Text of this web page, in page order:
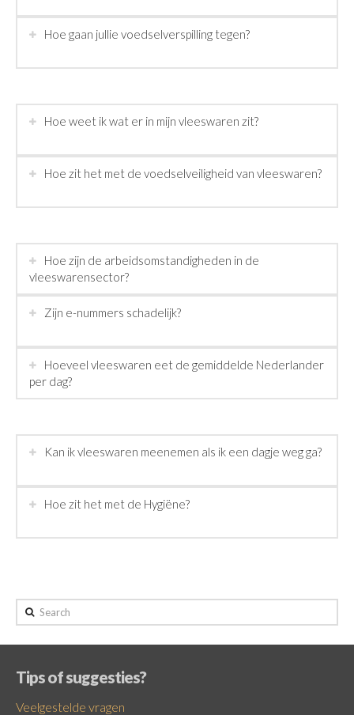
Hoe gaan jullie voedselverspilling tegen?
Hoe weet ik wat er in mijn vleeswaren zit?
Hoe zit het met de voedselveiligheid van vleeswaren?
Hoe zijn de arbeidsomstandigheden in de
vleeswarensector?
Zijn e-nummers schadelijk?
Hoeveel vleeswaren eet de gemiddelde Nederlander
per dag?
Kan ik vleeswaren meenemen als ik een dagje weg ga?
Hoe zit het met de Hygiëne?
Search
Tips of suggesties?
Veelgestelde vragen